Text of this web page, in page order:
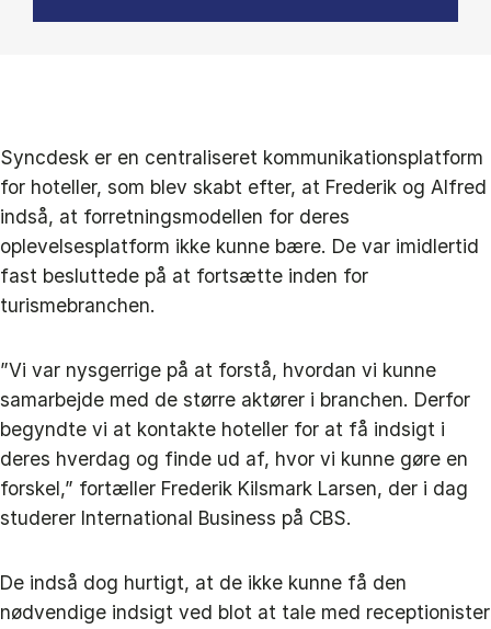
Syncdesk er en centraliseret kommunikationsplatform
for hoteller, som blev skabt efter, at Frederik og Alfred
indså, at forretningsmodellen for deres
oplevelsesplatform ikke kunne bære. De var imidlertid
fast besluttede på at fortsætte inden for
turismebranchen.
”Vi var nysgerrige på at forstå, hvordan vi kunne
samarbejde med de større aktører i branchen. Derfor
begyndte vi at kontakte hoteller for at få indsigt i
deres hverdag og finde ud af, hvor vi kunne gøre en
forskel,” fortæller Frederik Kilsmark Larsen, der i dag
studerer International Business på CBS.
De indså dog hurtigt, at de ikke kunne få den
nødvendige indsigt ved blot at tale med receptionister